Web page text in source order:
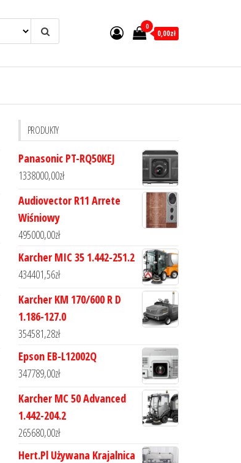
0
0,00zł
PRODUKTY
Panasonic PT-RQ50KEJ
1338000,00zł
Audiovector R11 Arrete
Wiśniowy
495000,00zł
Karcher MIC 35 1.442-251.2
434401,56zł
Karcher KM 170/600 R D
1.186-127.0
354581,28zł
Epson EB-L12002Q
347789,00zł
Karcher MC 50 Advanced
1.442-204.2
265680,00zł
Hert.Pl Używana Krajalnica